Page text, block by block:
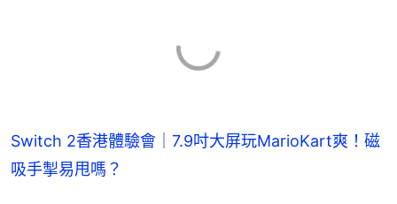
Switch 2香港體驗會｜7.9吋大屏玩MarioKart爽！磁
吸手掣易甩嗎？